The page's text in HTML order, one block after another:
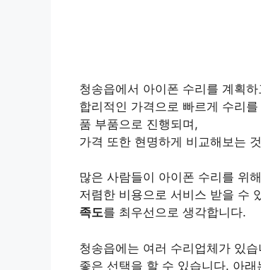
청송읍에서 아이폰 수리를 계획
합리적인 가격으로 빠르게 수리
품 부품으로 진행되며,
가격 또한 현명하게 비교해보는
많은 사람들이 아이폰 수리를 위해
저렴한 비용으로 서비스 받을 수
족도를 최우선으로 생각합니다.
청송읍에는 여러 수리업체가 있
좋은 선택을 할 수 있습니다. 아